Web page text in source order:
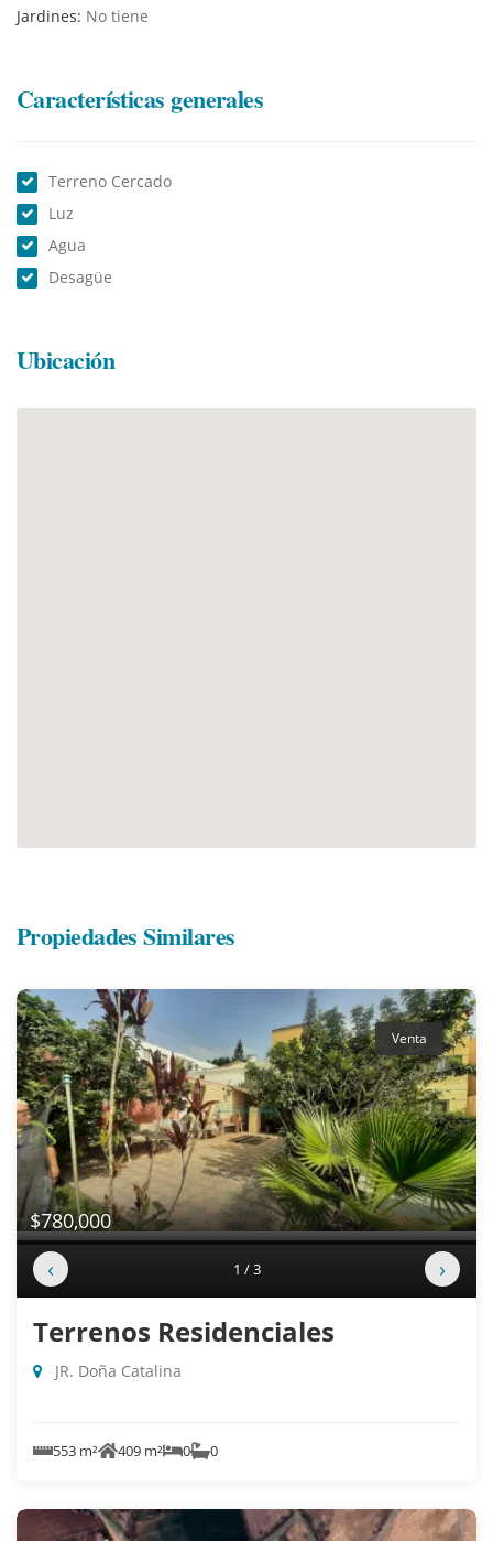
Jardines: No tiene
Características generales
Terreno Cercado
Luz
Agua
Desagüe
Ubicación
Propiedades Similares
Venta
$780,000
‹ 1 / 3 ›
Terrenos Residenciales
JR. Doña Catalina
553 m² 409 m² 0 0